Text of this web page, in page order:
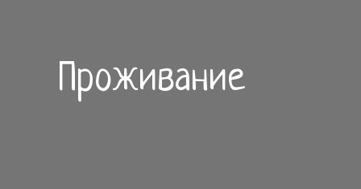
Проживание